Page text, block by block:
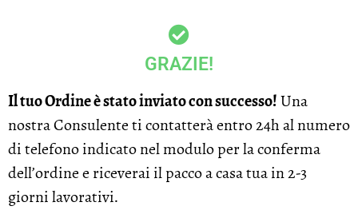
GRAZIE!
Il tuo Ordine è stato inviato con successo!Una
nostra Consulente ti contatterà entro 24h al numero
di telefono indicato nel modulo per la conferma
dell’ordine e riceverai il pacco a casa tua in 2-3
giorni lavorativi.